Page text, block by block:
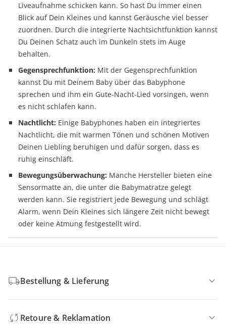
Liveaufnahme schicken kann. So hast Du immer einen
Blick auf Dein Kleines und kannst Geräusche viel besser
zuordnen. Durch die integrierte Nachtsichtfunktion kannst
Du Deinen Schatz auch im Dunkeln stets im Auge
behalten.
Gegensprechfunktion: Mit der Gegensprechfunktion
kannst Du mit Deinem Baby über das Babyphone
sprechen und ihm ein Gute-Nacht-Lied vorsingen, wenn
es nicht schlafen kann.
Nachtlicht: Einige Babyphones haben ein integriertes
Nachtlicht, die mit warmen Tönen und schönen Motiven
Deinen Liebling beruhigen und dafür sorgen, dass es
ruhig einschläft.
Bewegungsüberwachung: Manche Hersteller bieten eine
Sensormatte an, die unter die Babymatratze gelegt
werden kann. Sie registriert jede Bewegung und schlägt
Alarm, wenn Dein Kleines sich längere Zeit nicht bewegt
oder keine Atmung festgestellt wird.
Bestellung & Lieferung
Retoure & Reklamation